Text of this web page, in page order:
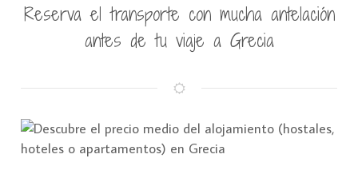
Reserva el transporte con mucha antelación
antes de tu viaje a Grecia